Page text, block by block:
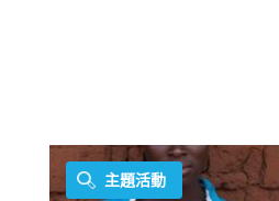
主題活動